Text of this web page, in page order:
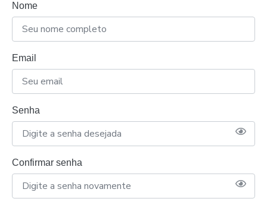
Nome
Email
Senha
Confirmar senha